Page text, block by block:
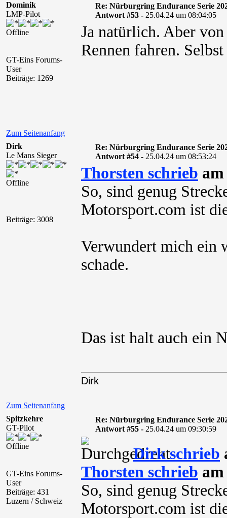
Dominik
LMP-Pilot
Offline
GT-Eins Forums-
User
Beiträge: 1269
Re: Nürburgring Endurance Serie
Antwort #53 - 25.04.24 um 08:04:05
Ja natürlich. Aber
Rennen fahren.
Zum Seitenanfang
Dirk
Le Mans Sieger
Offline
Beiträge: 3008
Re: Nürburgring Endurance Serie
Antwort #54 - 25.04.24 um 08:53:24
Thorsten schrieb
So, sind genug
Motorsport.com ist
Verwundert mich ein
schade.
Das ist halt auch ein
Zum Seitenanfang
Dirk
Spitzkehre
GT-Pilot
Offline
GT-Eins Forums-
User
Beiträge: 431
Luzern / Schweiz
Re: Nürburgring Endurance Serie
Antwort #55 - 25.04.24 um 09:30:59
Dirk schrieb
Thorsten schrieb
So, sind genug
Motorsport.com ist